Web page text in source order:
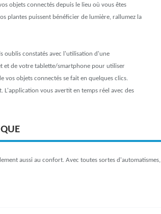
objets connectés depuis le lieu où vous êtes
plantes puissent bénéficier de lumière, rallumez la
oublis constatés avec l'utilisation d'une
et de votre tablette/smartphone pour utiliser
objets connectés se fait en quelques clics.
L'application vous avertit en temps réel avec des
aussi au confort. Avec toutes sortes d'automatismes,